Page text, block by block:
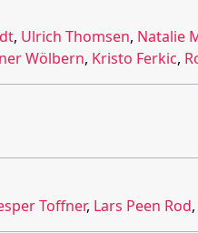
, Ulrich Thomsen, Natalie
Wölbern, Kristo Ferkic,
Toffner, Lars Peen Rod,